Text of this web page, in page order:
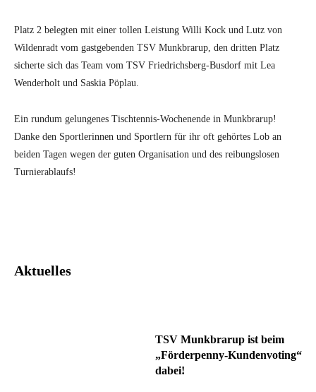
Platz 2 belegten mit einer tollen Leistung Willi Kock und Lutz von
Wildenradt vom gastgebenden TSV Munkbrarup, den dritten Platz
sicherte sich das Team vom TSV Friedrichsberg-Busdorf mit Lea
Wenderholt und Saskia Pöplau.
Ein rundum gelungenes Tischtennis-Wochenende in Munkbrarup!
Danke den Sportlerinnen und Sportlern für ihr oft gehörtes Lob an
beiden Tagen wegen der guten Organisation und des reibungslosen
Turnierablaufs!
Aktuelles
TSV Munkbrarup ist beim
„Förderpenny-Kundenvoting“
dabei!